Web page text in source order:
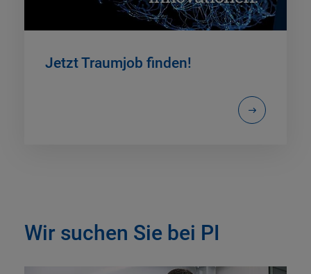
Jetzt Traumjob finden!
Wir suchen Sie bei PI